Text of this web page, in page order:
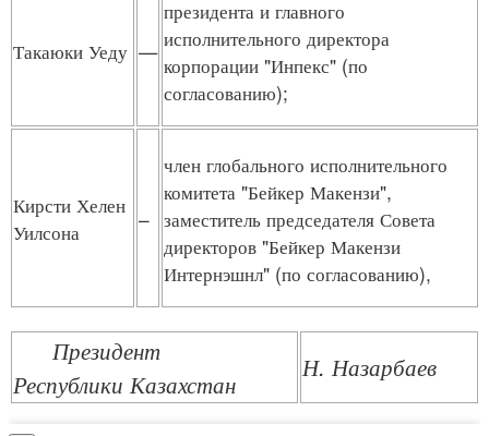
Такаюки Уеду —
президента и главного
исполнительного директора
корпорации "Инпекс" (по
согласованию);
Кирсти Хелен
Уилсона
–
член глобального исполнительного
комитета "Бейкер Макензи",
заместитель председателя Совета
директоров "Бейкер Макензи
Интернэшнл" (по согласованию),
Президент
Республики Казахстан
Н. Назарбаев